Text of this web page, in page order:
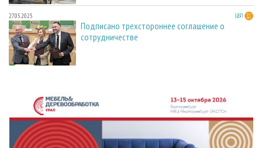
27.05.2025 ЦБП
Подписано трехстороннее соглашение о
сотрудничестве